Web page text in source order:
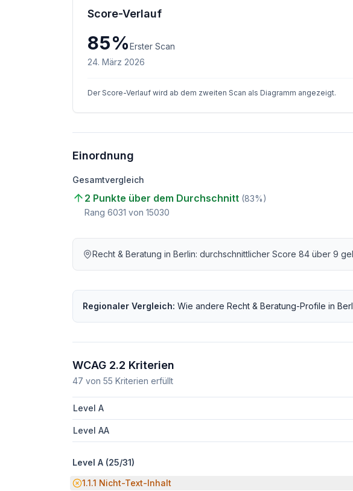
Score-Verlauf
85%Erster Scan
24. März 2026
Der Score-Verlauf wird ab dem zweiten Scan als Diagramm angezeigt.
Einordnung
Gesamtvergleich
2 Punkte über dem Durchschnitt (83%)
Rang 6031 von 15030
Recht & Beratung in Berlin: durchschnittlicher Score 84 über 9
Regionaler Vergleich: Wie andere Recht & Beratung-Profile in
WCAG 2.2 Kriterien
47 von 55 Kriterien erfüllt
Level A
Level AA
Level A (25/31)
Potenzielle Barriere:
1.1.1 Nicht-Text-Inhalt